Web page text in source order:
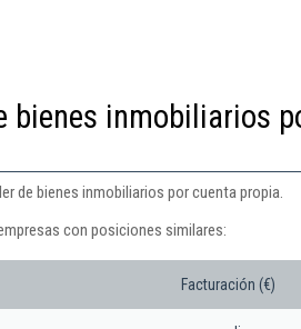
bienes inmobiliarios
de bienes inmobiliarios por cuenta propia.
con posiciones similares:
Facturación (€)